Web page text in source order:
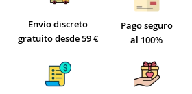
Envío discreto
gratuito desde 59 €
Pago seguro
al 100%